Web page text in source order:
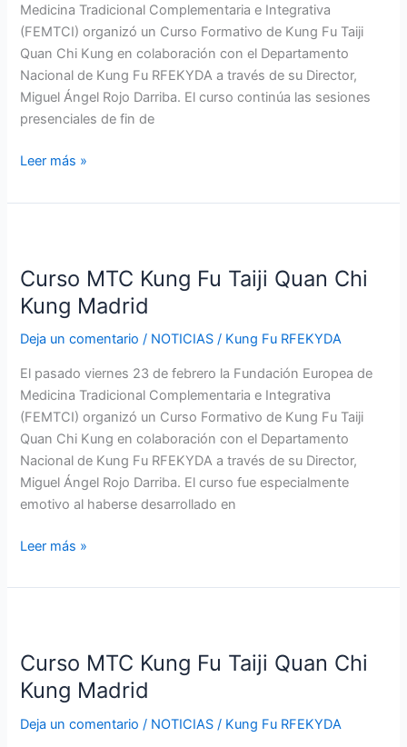
Medicina Tradicional Complementaria e Integrativa
(FEMTCI) organizó un Curso Formativo de Kung Fu Taiji
Quan Chi Kung en colaboración con el Departamento
Nacional de Kung Fu RFEKYDA a través de su Director,
Miguel Ángel Rojo Darriba. El curso continúa las sesiones
presenciales de fin de
Madrid
Leer más »
Curso MTC Kung Fu Taiji Quan Chi
Kung Madrid
Deja un comentario / NOTICIAS / Kung Fu RFEKYDA
El pasado viernes 23 de febrero la Fundación Europea de
Medicina Tradicional Complementaria e Integrativa
(FEMTCI) organizó un Curso Formativo de Kung Fu Taiji
Quan Chi Kung en colaboración con el Departamento
Nacional de Kung Fu RFEKYDA a través de su Director,
Miguel Ángel Rojo Darriba. El curso fue especialmente
emotivo al haberse desarrollado en
Kung
Fu
Quan
Chi
Kung
Madrid
Leer más »
Curso MTC Kung Fu Taiji Quan Chi
Kung Madrid
Deja un comentario / NOTICIAS / Kung Fu RFEKYDA
Kung
Fu
Quan